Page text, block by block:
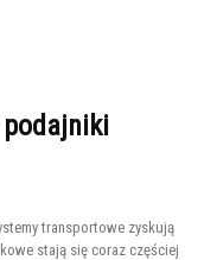
transportowe zyskują
stają się coraz częściej